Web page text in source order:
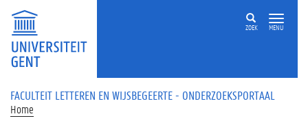
Overslaan en naar de inhoud gaan
ZOEK MENU
FACULTEIT LETTEREN EN WIJSBEGEERTE - ONDERZOEKSPORTAAL
Home